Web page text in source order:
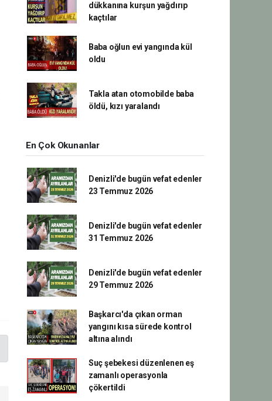
dükkanına kurşun yağdırıp
kaçtılar
Baba oğlun evi yangında kül
oldu
Takla atan otomobilde baba
öldü, kızı yaralandı
En Çok Okunanlar
Denizli'de bugün vefat edenler
23 Temmuz 2026
Denizli'de bugün vefat edenler
31 Temmuz 2026
Denizli'de bugün vefat edenler
29 Temmuz 2026
Başkarcı'da çıkan orman
yangını kısa sürede kontrol
altına alındı
Suç şebekesi düzenlenen eş
zamanlı operasyonla
çökertildi